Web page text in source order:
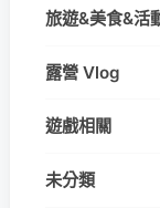
旅遊&美食&活
露營 Vlog
遊戲相關
未分類